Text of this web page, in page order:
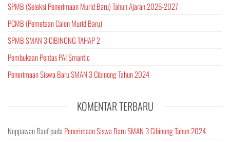
SPMB (Seleksi Penerimaan Murid Baru) Tahun Ajaran 2026-2027
PCMB (Pemetaan Calon Murid Baru)
SPMB SMAN 3 CIBINONG TAHAP 2
Pembukaan Pentas PAI Smantic
Penerimaan Siswa Baru SMAN 3 Cibinong Tahun 2024
KOMENTAR TERBARU
Noppawan Raufpada Penerimaan Siswa Baru SMAN 3 Cibinong Tahun 2024